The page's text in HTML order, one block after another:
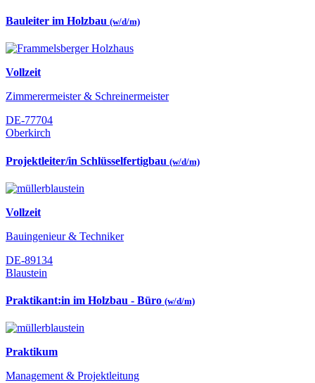
Bauleiter im Holzbau (w/d/m)
Vollzeit
Zimmerermeister & Schreinermeister
DE-77704
Oberkirch
Projektleiter/in Schlüsselfertigbau (w/d/m)
Vollzeit
Bauingenieur & Techniker
DE-89134
Blaustein
Praktikant:in im Holzbau - Büro (w/d/m)
Praktikum
Management & Projektleitung